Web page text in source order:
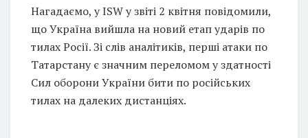
Нагадаємо, у ISW у звіті 2 квітня повідомили,
що Україна вийшла на новий етап ударів по
тилах Росії. Зі слів аналітиків, перші атаки по
Татарстану є значним переломом у здатності
Сил оборони України бити по російських
тилах на далеких дистанціях.